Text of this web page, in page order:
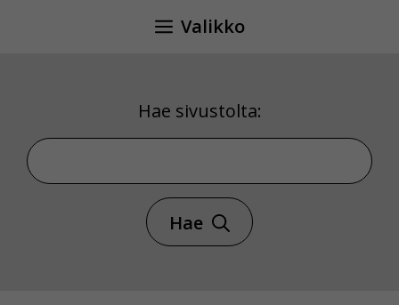
Valikko
Hae sivustolta:
Hae sivustolta
Hae